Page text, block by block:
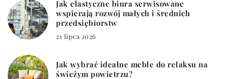
Jak elastyczne biura serwisowane
wspierają rozwój małych i średnich
przedsiębiorstw
21 lipca 2026
Jak wybrać idealne meble do relaksu na
świeżym powietrzu?